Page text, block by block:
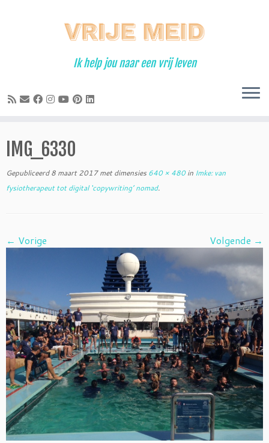
Ik help jou naar een vrij leven
IMG_6330
Gepubliceerd 8 maart 2017met dimensies 640 × 480in Imke: van
fysiotherapeut tot digital ‘copywriting’ nomad.
← Vorige Volgende →